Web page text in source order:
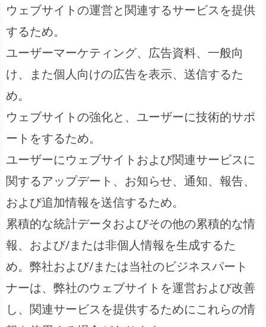
ウェブサイトの運営と関連するサービスを提供
するため。
ユーザーマーケティング、広告資料、一般向
け、また個人向けの広告を表示、送信するた
め。
ウェブサイトの強化と、ユーザーに技術的サポ
ートをするため。
ユーザーにウェブサイトおよび関連サービスに
関するアップデート、お知らせ、通知、報告、
および追加情報を送信するため。
累積的な統計データおよびその他の累積的な情
報、および/または非個人情報を生成するた
め。弊社および/または当社のビジネスパート
ナーは、弊社のウェブサイトを運営および改善
し、関連サービスを提供するためにこれらの情